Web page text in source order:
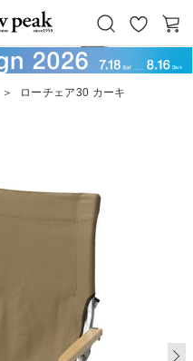
お
気
カ
ー
＞ ローチェア30 カーキ